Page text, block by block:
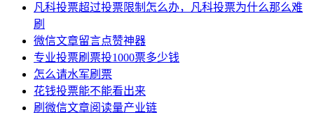
凡科投票超过投票限制怎么办，凡科投票为什么那么难
刷
微信文章留言点赞神器
专业投票刷票投1000票多少钱
怎么请水军刷票
花钱投票能不能看出来
刷微信文章阅读量产业链